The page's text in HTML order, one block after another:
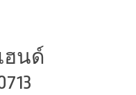
ฮนด์